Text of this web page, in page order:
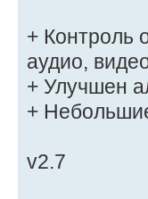
+ Контроль
аудио,
+ Улучшен
+
v2.7